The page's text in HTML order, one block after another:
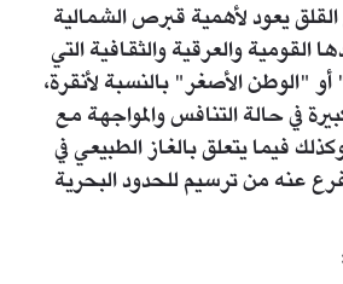
يعود لأهمية قبرص الشمالية
القومية والعرقية والثقافية التي
"الوطن الأصغر" بالنسبة لأنقرة،
في حالة التنافس والمواجهة مع
فيما يتعلق بالغاز الطبيعي في
عنه من ترسيم للحدود البحرية